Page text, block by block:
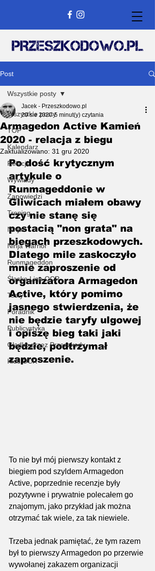
Post
Wszystkie posty
TOP
Kalendarz
Relacje
Wywiady
Zapowiedzi
Trening
Ninja
Ninja Warrior
Runmageddon
Śląska Liga OCR
Testy
Poradnik
Publicystyka
Gładko przez Przeszkody
Kids OCR
Wszystkie posty
Armagedon Active Kamień
2020 - relacja z biegu
Jacek - Przeszkodowo.pl
20 sie 2020 5 minut(y) czytania
Zaktualizowano: 31 gru 2020
Po dość krytycznym
artykule o
Runmageddonie w
Gliwicach miałem obawy
czy nie stanę się
postacią "non grata" na
biegach przeszkodowych.
Dlatego mile zaskoczyło
mnie zaproszenie od
organizatora Armagedon
Active, który pomimo
jasnego stwierdzenia, że
nie będzie taryfy ulgowej
i opiszę bieg taki jaki
będzie, podtrzymał
zaproszenie.
To nie był mój pierwszy kontakt z
biegiem pod szyldem Armagedon
Active, poprzednie recenzje były
pozytywne i prywatnie polecałem go
znajomym, jako przykład jak można
otrzymać tak wiele, za tak niewiele.
Trzeba jednak pamiętać, że tym razem
był to pierwszy Armagedon po przerwie
wywołanej zakazem organizacji